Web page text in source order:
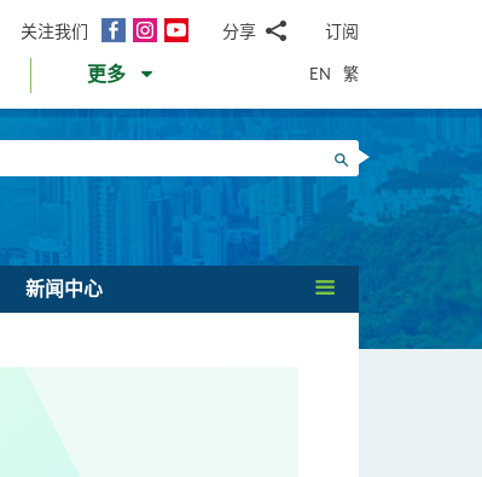
关注我们
面
InstagramYouTube分享
邮WhatsApp
微
信
面
书Twitter
LinkedIn
微
订阅
更多 EN 繁
搜寻
新闻中心